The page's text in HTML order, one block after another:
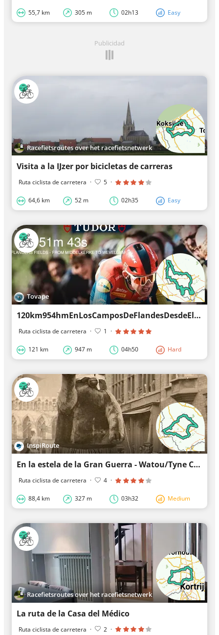
55,7 km 305 m 02h13 Easy
Publicidad
Racefietsroutes over het racefietsnetwerk
Visita a la IJzer por bicicletas de carreras
Ruta ciclista de carretera · 5 ·
64,6 km 52 m 02h35 Easy
Tovape
120km954hmEnLosCamposDeFlandesDesdeElSol
Ruta ciclista de carretera · 1 ·
121 km 947 m 04h50 Hard
InspiRoute
En la estela de la Gran Guerra - Watou/Tyne Cot/Ieper
Ruta ciclista de carretera · 4 ·
88,4 km 327 m 03h32 Medium
Racefietsroutes over het racefietsnetwerk
La ruta de la Casa del Médico
Ruta ciclista de carretera · 2 ·